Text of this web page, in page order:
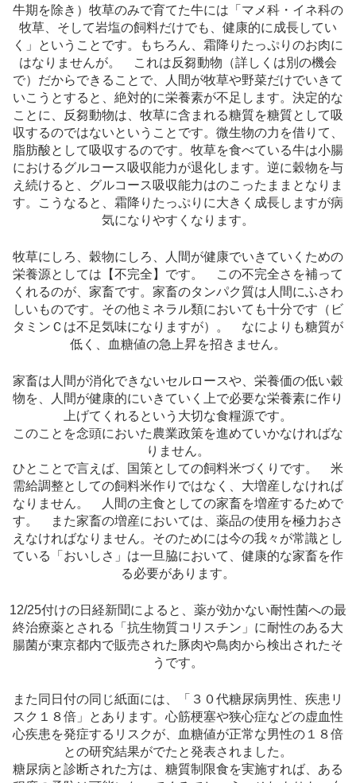
牛期を除き）牧草のみで育てた牛には「マメ科・イネ科の
牧草、そして岩塩の飼料だけでも、健康的に成長してい
く」ということです。もちろん、霜降りたっぷりのお肉に
はなりませんが。 これは反芻動物（詳しくは別の機会
で）だからできることで、人間が牧草や野菜だけでいきて
いこうとすると、絶対的に栄養素が不足します。決定的な
ことに、反芻動物は、牧草に含まれる糖質を糖質として吸
収するのではないということです。微生物の力を借りて、
脂肪酸として吸収するのです。牧草を食べている牛は小腸
におけるグルコース吸収能力が退化します。逆に穀物を与
え続けると、グルコース吸収能力はのこったままとなりま
す。こうなると、霜降りたっぷりに大きく成長しますが病
気になりやすくなります。
牧草にしろ、穀物にしろ、人間が健康でいきていくための
栄養源としては【不完全】です。 この不完全さを補って
くれるのが、家畜です。家畜のタンパク質は人間にふさわ
しいものです。その他ミネラル類においても十分です（ビ
タミンＣは不足気味になりますが）。 なによりも糖質が
低く、血糖値の急上昇を招きません。
家畜は人間が消化できないセルロースや、栄養価の低い穀
物を、人間が健康的にいきていく上で必要な栄養素に作り
上げてくれるという大切な食糧源です。
このことを念頭においた農業政策を進めていかなければな
りません。
ひとことで言えば、国策としての飼料米づくりです。 米
需給調整としての飼料米作りではなく、大増産しなければ
なりません。 人間の主食としての家畜を増産するためで
す。 また家畜の増産においては、薬品の使用を極力おさ
えなければなりません。そのためには今の我々が常識とし
ている「おいしさ」は一旦脇において、健康的な家畜を作
る必要があります。
12/25付けの日経新聞によると、薬が効かない耐性菌への最
終治療薬とされる「抗生物質コリスチン」に耐性のある大
腸菌が東京都内で販売された豚肉や鳥肉から検出されたそ
うです。
また同日付の同じ紙面には、「３０代糖尿病男性、疾患リ
スク１８倍」とあります。心筋梗塞や狭心症などの虚血性
心疾患を発症するリスクが、血糖値が正常な男性の１８倍
との研究結果がでたと発表されました。
糖尿病と診断された方は、糖質制限食を実施すれば、ある